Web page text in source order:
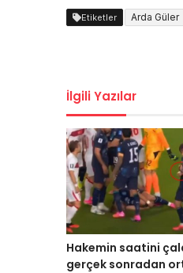
Etiketler Arda Güler
İlgili Yazılar
Hakemin saatini
gerçek sonradan